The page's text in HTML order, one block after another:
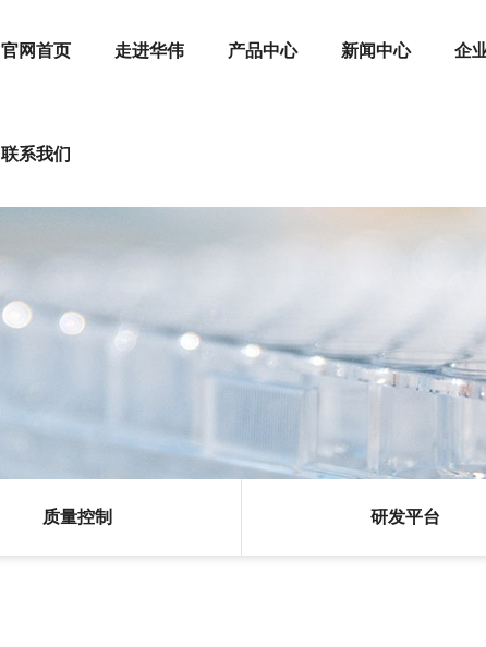
官网首页 走进华伟 产品中心 新闻中心 企
联系我们
质量控制 研发平台